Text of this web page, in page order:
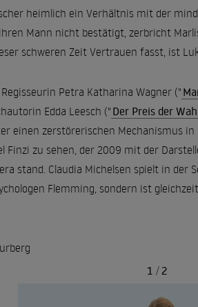
heimlich ein Verhältnis mit der
Mann nicht bestätigt, zerbricht
schweren Zeit Vertrauen fasst, ist
Petra Katharina Wagner ("
Edda Leesch ("Der Preis der
einen zerstörerischen Mechanismus
Finzi zu sehen, der 2009 mit der
stand. Claudia Michelsen spielt in
Flemming, sondern ist
1 / 2